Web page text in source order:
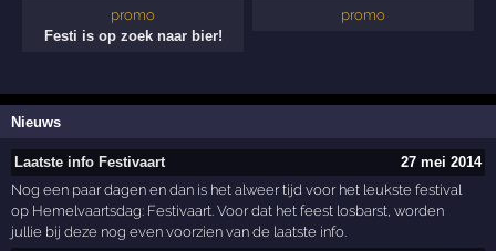
promo
Festi is op zoek naar bier!
promo
Nieuws
Laatste info Festivaart
27 mei 2014
Nog een paar dagen en dan is het alweer tijd voor het leukste festival
op Hemelvaartsdag: Festivaart. Voor dat het feest losbarst, worden
jullie bij deze nog even voorzien van de laatste info.